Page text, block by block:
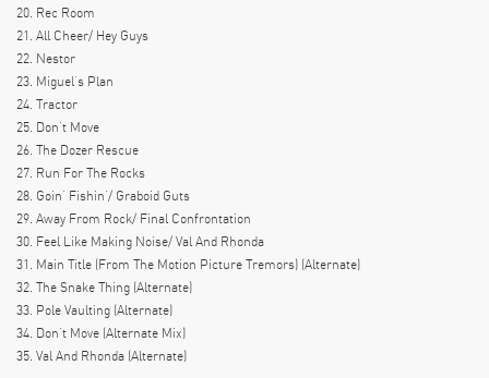
20. Rec Room
21. All Cheer/ Hey Guys
22. Nestor
23. Miguel’s Plan
24. Tractor
25. Don’t Move
26. The Dozer Rescue
27. Run For The Rocks
28. Goin’ Fishin’/ Graboid Guts
29. Away From Rock/ Final Confrontation
30. Feel Like Making Noise/ Val And Rhonda
31. Main Title (From The Motion Picture Tremors) (Alternate)
32. The Snake Thing (Alternate)
33. Pole Vaulting (Alternate)
34. Don’t Move (Alternate Mix)
35. Val And Rhonda (Alternate)